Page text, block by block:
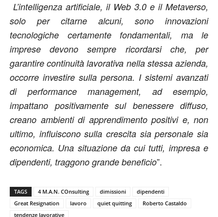
L’intelligenza artificiale, il Web 3.0 e il Metaverso,
solo per citarne alcuni, sono innovazioni
tecnologiche certamente fondamentali, ma le
imprese devono sempre ricordarsi che, per
garantire continuità lavorativa nella stessa azienda,
occorre investire sulla persona. I sistemi avanzati
di performance management, ad esempio,
impattano positivamente sul benessere diffuso,
creano ambienti di apprendimento positivi e, non
ultimo, influiscono sulla crescita sia personale sia
economica. Una situazione da cui tutti, impresa e
dipendenti, traggono grande beneficio”.
TAGS 4 M.A.N. COnsulting dimissioni
dipendenti
Great Resignation
lavoro quiet quitting
Roberto Castaldo
tendenze lavorative